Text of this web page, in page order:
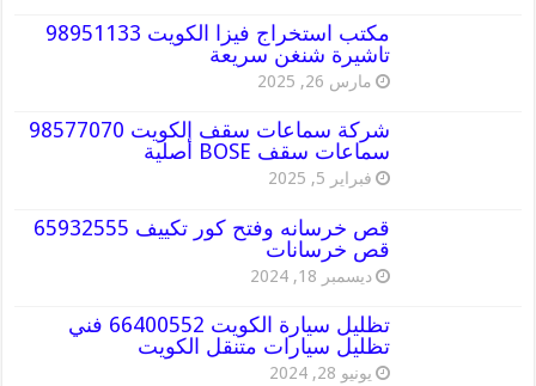
مكتب استخراج فيزا الكويت 98951133
تاشيرة شنغن سريعة
مارس 26, 2025
شركة سماعات سقف الكويت 98577070
سماعات سقف BOSE أصلية
فبراير 5, 2025
قص خرسانه وفتح كور تكييف 65932555
قص خرسانات
ديسمبر 18, 2024
تظليل سيارة الكويت 66400552 فني
تظليل سيارات متنقل الكويت
يونيو 28, 2024